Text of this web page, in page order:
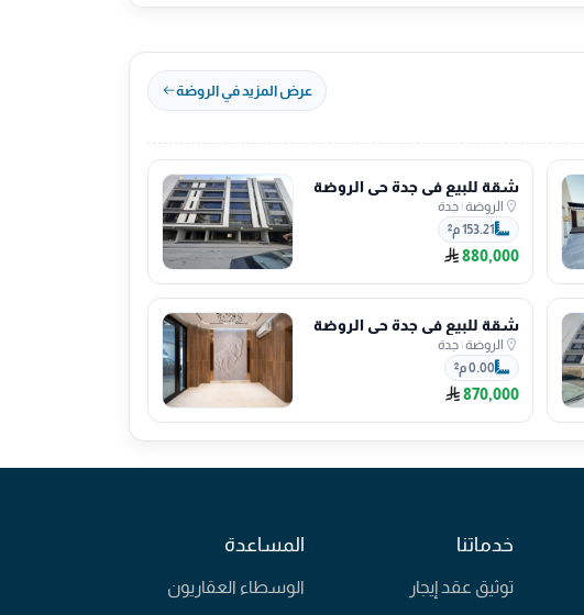
عرض المزيد في الروضة
شقة للبيع في جدة حي الروضة
الروضة| جدة
153.21 م²
880,000
شقة للبيع في جدة حي الروضة
الروضة| جدة
0.00 م²
870,000
خدماتنا
توثيق عقد إيجار
المساعدة
الوسطاء العقاريون